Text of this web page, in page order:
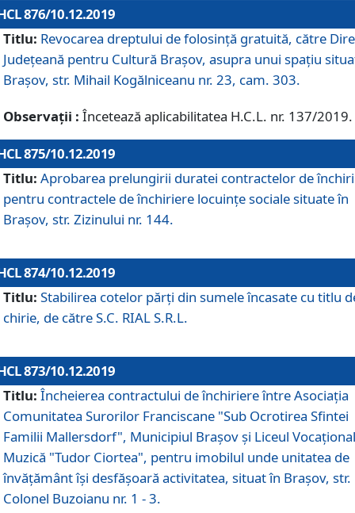
876/10.12.2019
Titlu: Revocarea dreptului de folosinţă gratuită, către
Judeţeană pentru Cultură Braşov, asupra unui spaţiu
Braşov, str. Mihail Kogălniceanu nr. 23, cam. 303.
Observații : Încetează aplicabilitatea H.C.L. nr. 137/2019.
875/10.12.2019
Titlu: Aprobarea prelungirii duratei contractelor de
pentru contractele de închiriere locuinţe sociale situate în
Braşov, str. Zizinului nr. 144.
874/10.12.2019
Titlu: Stabilirea cotelor părți din sumele încasate cu titlu
chirie, de către S.C. RIAL S.R.L.
873/10.12.2019
Titlu: Încheierea contractului de închiriere între Asociația
Comunitatea Surorilor Franciscane "Sub Ocrotirea Sfintei
Familii Mallersdorf", Municipiul Braşov şi Liceul
Muzică "Tudor Ciortea", pentru imobilul unde unitatea de
învățământ îşi desfăşoară activitatea, situat în Braşov, str.
Colonel Buzoianu nr. 1 - 3.